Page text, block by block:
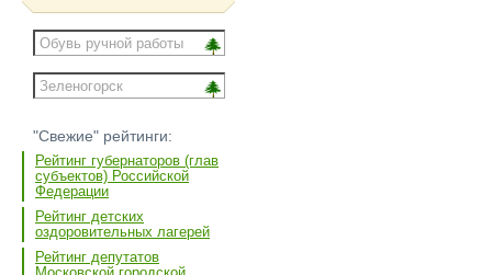
"Свежие" рейтинги:
Рейтинг губернаторов (глав
субъектов) Российской
Федерации
Рейтинг детских
оздоровительных лагерей
Рейтинг депутатов